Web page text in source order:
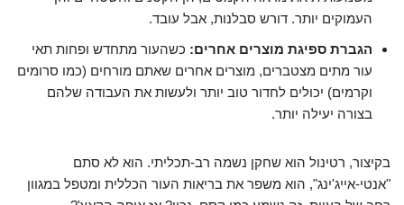
העמוקים יותר. דורש סבלנות, אבל עובד.
הגברת ספיגת מוצרים אחרים: כשהעור מתחדש ופחות תאי
עור מתים מצטברים, מוצרים אחרים שאתם מורחים (כמו סרומים
וקרמים) יכולים לחדור טוב יותר ולעשות את העבודה שלהם
בצורה יעילה יותר.
בקיצור, רטינול הוא שחקן נשמה רב-תכליתי. הוא לא סתם
"אנטי-אייג'ינג", הוא משפר את בריאות העור הכללית ומטפל במגוון